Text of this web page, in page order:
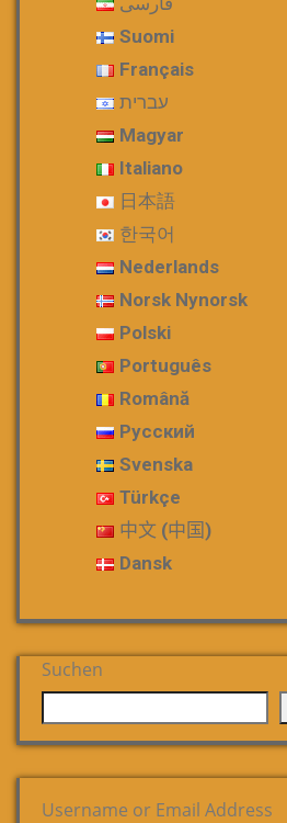
Suomi
Français
עברית
Magyar
Italiano
日本語
한국어
Nederlands
Norsk Nynorsk
Polski
Português
Română
Русский
Svenska
Türkçe
中文 (中国)
Dansk
Suchen
Username or Email Address